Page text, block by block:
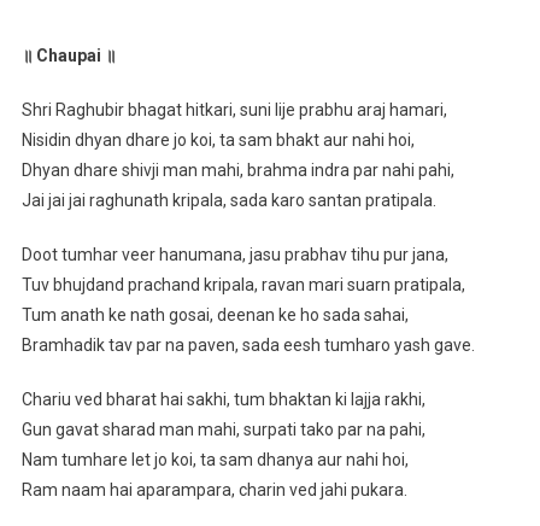
॥ Chaupai ॥
Shri Raghubir bhagat hitkari, suni lije prabhu araj hamari,
Nisidin dhyan dhare jo koi, ta sam bhakt aur nahi hoi,
Dhyan dhare shivji man mahi, brahma indra par nahi pahi,
Jai jai jai raghunath kripala, sada karo santan pratipala.
Doot tumhar veer hanumana, jasu prabhav tihu pur jana,
Tuv bhujdand prachand kripala, ravan mari suarn pratipala,
Tum anath ke nath gosai, deenan ke ho sada sahai,
Bramhadik tav par na paven, sada eesh tumharo yash gave.
Chariu ved bharat hai sakhi, tum bhaktan ki lajja rakhi,
Gun gavat sharad man mahi, surpati tako par na pahi,
Nam tumhare let jo koi, ta sam dhanya aur nahi hoi,
Ram naam hai aparampara, charin ved jahi pukara.